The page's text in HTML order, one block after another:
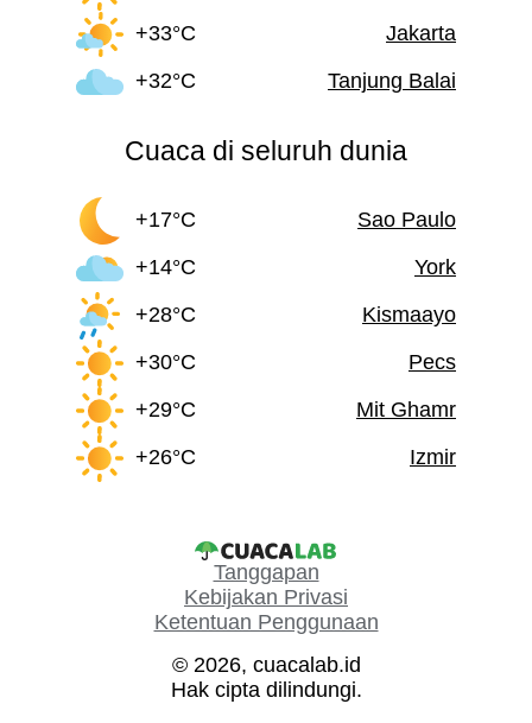
+33°C
Jakarta
+32°C
Tanjung Balai
Cuaca di seluruh dunia
+17°C
Sao Paulo
+14°C
York
+28°C
Kismaayo
+30°C
Pecs
+29°C
Mit Ghamr
+26°C
Izmir
Tanggapan
Kebijakan Privasi
Ketentuan Penggunaan
© 2026, cuacalab.id
Hak cipta dilindungi.